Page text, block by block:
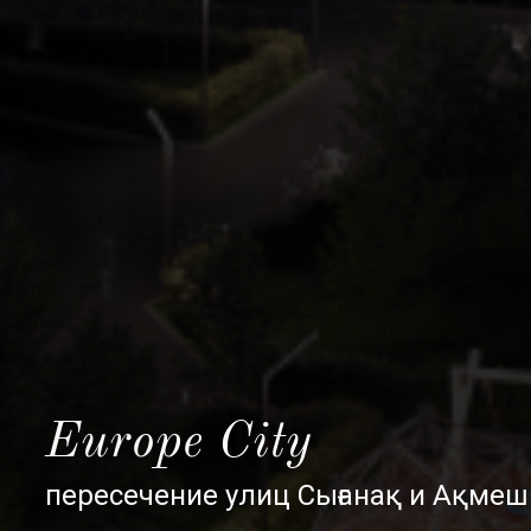
Europe City
пересечение улиц Сығанақ и